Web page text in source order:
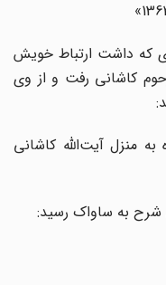
که داشت ارتباط خویش
کاشانى رفت ‌و از وى
آیت‌اللّه‌ کاشانى